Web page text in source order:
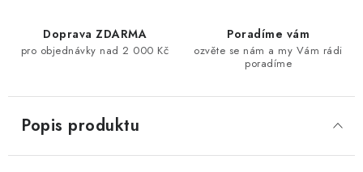
Doprava ZDARMA
pro objednávky nad 2 000 Kč
Poradíme vám
ozvěte se nám a my Vám rádi
poradíme
Popis produktu